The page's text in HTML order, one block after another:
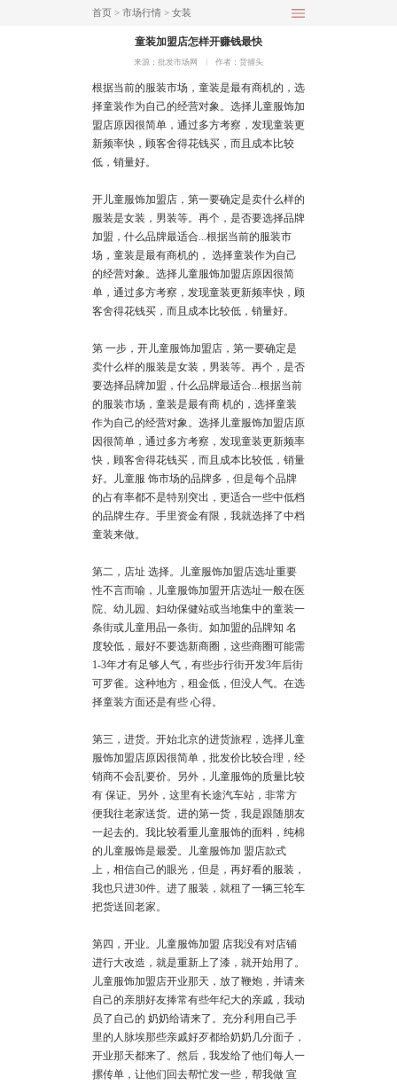
首页> 市场行情> 女装
童装加盟店怎样开赚钱最快
来源：批发市场网 作者：货捕头
根据当前的服装市场，童装是最有商机的，选
择童装作为自己的经营对象。选择儿童服饰加
盟店原因很简单，通过多方考察，发现童装更
新频率快，顾客舍得花钱买，而且成本比较
低，销量好。
开儿童服饰加盟店，第一要确定是卖什么样的
服装是女装，男装等。再个，是否要选择品牌
加盟，什么品牌最适合...根据当前的服装市
场，童装是最有商机的， 选择童装作为自己
的经营对象。选择儿童服饰加盟店原因很简
单，通过多方考察，发现童装更新频率快，顾
客舍得花钱买，而且成本比较低，销量好。
第 一步，开儿童服饰加盟店，第一要确定是
卖什么样的服装是女装，男装等。再个，是否
要选择品牌加盟，什么品牌最适合...根据当前
的服装市场，童装是最有商 机的，选择童装
作为自己的经营对象。选择儿童服饰加盟店原
因很简单，通过多方考察，发现童装更新频率
快，顾客舍得花钱买，而且成本比较低，销量
好。儿童服 饰市场的品牌多，但是每个品牌
的占有率都不是特别突出，更适合一些中低档
的品牌生存。手里资金有限，我就选择了中档
童装来做。
第二，店址 选择。儿童服饰加盟店选址重要
性不言而喻，儿童服饰加盟开店选址一般在医
院、幼儿园、妇幼保健站或当地集中的童装一
条街或儿童用品一条街。如加盟的品牌知 名
度较低，最好不要选新商圈，这些商圈可能需
1-3年才有足够人气，有些步行街开发3年后街
可罗雀。这种地方，租金低，但没人气。在选
择童装方面还是有些 心得。
第三，进货。开始北京的进货旅程，选择儿童
服饰加盟店原因很简单，批发价比较合理，经
销商不会乱要价。另外，儿童服饰的质量比较
有 保证。另外，这里有长途汽车站，非常方
便我往老家送货。进的第一货，我是跟随朋友
一起去的。我比较看重儿童服饰的面料，纯棉
的儿童服饰是最爱。儿童服饰加 盟店款式
上，相信自己的眼光，但是，再好看的服装，
我也只进30件。进了服装，就租了一辆三轮车
把货送回老家。
第四，开业。儿童服饰加盟 店我没有对店铺
进行大改造，就是重新上了漆，就开始用了。
儿童服饰加盟店开业那天，放了鞭炮，并请来
自己的亲朋好友捧常有些年纪大的亲戚，我动
员了自己的 奶奶给请来了。充分利用自己手
里的人脉埃那些亲戚好歹都给奶奶几分面子，
开业那天都来了。然后，我发给了他们每人一
摞传单，让他们回去帮忙发一些，帮我做 宣